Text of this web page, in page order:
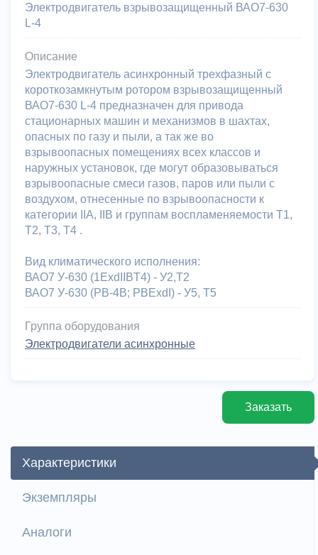
Электродвигатель взрывозащищенный ВАО7-630
L-4
Описание
Электродвигатель асинхронный трехфазный с
короткозамкнутым ротором взрывозащищенный
ВАО7-630 L-4 предназначен для привода
стационарных машин и механизмов в шахтах,
опасных по газу и пыли, а так же во
взрывоопасных помещениях всех классов и
наружных установок, где могут образовываться
взрывоопасные смеси газов, паров или пыли с
воздухом, отнесенные по взрывоопасности к
категории IIA, IIB и группам воспламеняемости Т1,
Т2, Т3, Т4 .
Вид климатического исполнения:
ВАО7 У-630 (1ExdIIBT4) - У2,Т2
ВАО7 У-630 (PB-4B; PBExdI) - У5, Т5
Группа оборудования
Электродвигатели асинхронные
Заказать
Характеристики
Экземпляры
Аналоги